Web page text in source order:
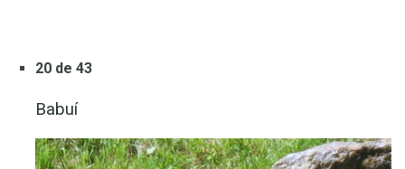
20 de 43
Babuí